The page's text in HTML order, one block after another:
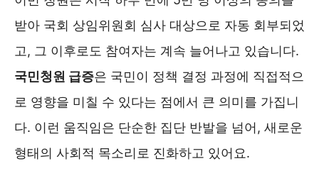
받아 국회 상임위원회 심사 대상으로 자동 회부되었
고, 그 이후로도 참여자는 계속 늘어나고 있습니다.
국민청원 급증은 국민이 정책 결정 과정에 직접적으
로 영향을 미칠 수 있다는 점에서 큰 의미를 가집니
다. 이런 움직임은 단순한 집단 반발을 넘어, 새로운
형태의 사회적 목소리로 진화하고 있어요.